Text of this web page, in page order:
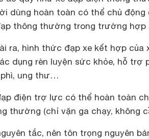
dùng hoàn toàn có thể chủ
thông thường trong trường hợp
ra, hình thức đạp xe kết hợp
dụng rèn luyện sức khỏe, hỗ trợ
phì, ung thư…
điện trợ lực có thể hoàn toàn
thường (chỉ vặn ga chạy, không
tắc, nên tôn trọng nguyên